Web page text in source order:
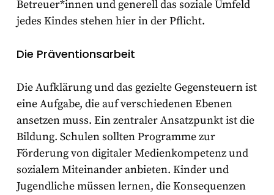
Betreuer*innen und generell das soziale Umfeld
jedes Kindes stehen hier in der Pflicht.
Die Präventionsarbeit
Die Aufklärung und das gezielte Gegensteuern ist
eine Aufgabe, die auf verschiedenen Ebenen
ansetzen muss. Ein zentraler Ansatzpunkt ist die
Bildung. Schulen sollten Programme zur
Förderung von digitaler Medienkompetenz und
sozialem Miteinander anbieten. Kinder und
Jugendliche müssen lernen, die Konsequenzen